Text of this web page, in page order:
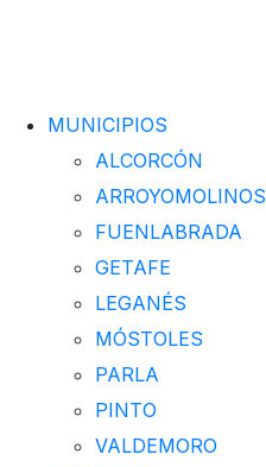
MUNICIPIOS
ALCORCÓN
ARROYOMOLINOS
FUENLABRADA
GETAFE
LEGANÉS
MÓSTOLES
PARLA
PINTO
VALDEMORO